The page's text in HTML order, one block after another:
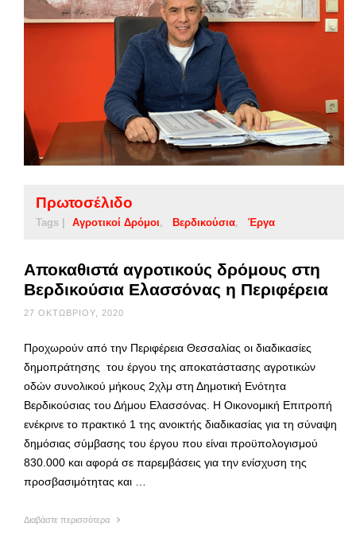
Πρωτοσέλιδο
Tags | Αγροτικοί Δρόμοι Βερδικούσια Έργα
Αποκαθιστά αγροτικούς δρόμους στη
Βερδικούσια Ελασσόνας η Περιφέρεια
27 ΟΚΤΩΒΡΊΟΥ, 2020
Προχωρούν από την Περιφέρεια Θεσσαλίας οι διαδικασίες
δημοπράτησης του έργου της αποκατάστασης αγροτικών
οδών συνολικού μήκους 2χλμ στη Δημοτική Ενότητα
Βερδικούσιας του Δήμου Ελασσόνας. Η Οικονομική Επιτροπή
ενέκρινε το πρακτικό 1 της ανοικτής διαδικασίας για τη σύναψη
δημόσιας σύμβασης του έργου που είναι προϋπολογισμού
830.000 και αφορά σε παρεμβάσεις για την ενίσχυση της
προσβασιμότητας και …
Διαβάστε περισσότερα